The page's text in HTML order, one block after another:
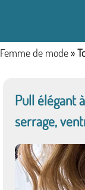
Femme de mode »
Pull élégant
serrage,